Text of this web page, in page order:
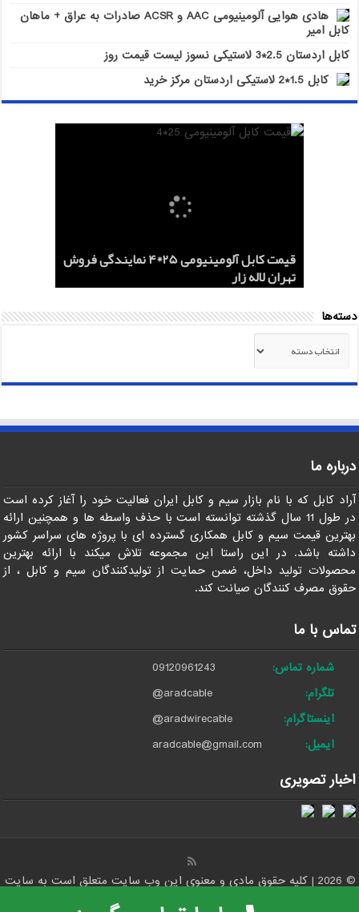
هادی هوایی آلومینیومی AAC و ACSR صادرات به عراق + ماهان
کابل امیر
کابل اردستان 2.5*3 لاستیکی نسوز لیست قیمت روز
کابل 1.5*2 لاستیکی اردستان مرکز خرید
قیمت کابل آلومینیومی 25*4 نمایندگی فروش
تهران لاله زار
هادی آلومینیومی هوایی 50*1 AAC و AAAC
صادرات ماهان کابل
هادی هوایی آلومینیومی AAC و ACSR
صادرات به عراق + ماهان کابل امیر
کابل اردستان 2.5*3 لاستیکی نسوز لیست
قیمت روز
کابل 1.5*2 لاستیکی اردستان مرکز خرید
دسته‌ها
درباره ما
آراد کابل که با نام بازار سیم و کابل ایران فعالیت خود را آغاز کرده است
در طول 11 سال گذشته توانسته است با حذف واسطه ها و همچنین ارائه
بهترین قیمت سیم و کابل همکاری گسترده ای با پروژه های سراسر کشور
داشته باشد. در این راستا این مجموعه تلاش میکند با ارائه بهترین
محصولات تولید داخل، ضمن حمایت از تولیدکنندگان سیم و کابل ، از
حقوق مصرف کنندگان صیانت کند.
تماس با ما
شماره تماس:
09120961243
تلگرام:
@aradcable
اینستاگرام:
@aradwirecable
ایمیل:
aradcable@gmail.com
اخبار تصویری
© 2026 | کلیه حقوق مادی و معنوی این وب سایت متعلق است به سایت